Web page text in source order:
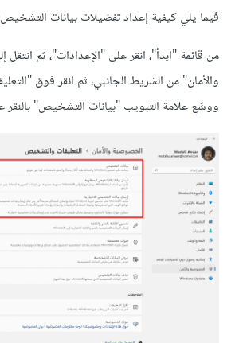
فيما يلي كيفية إعداد تفضيلات بيانات
من قائمة "ابدأ"، انقر على "الإعدادات"، ثم
والأمان" من الشريط الجانبي، ثم انقر فوق
ووسِّع علامة التبويب "بيانات التشخيص" بالنقر